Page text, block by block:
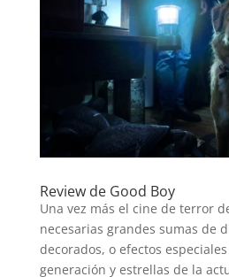
Review de Good Boy
Una vez más el cine de terror
necesarias grandes sumas de
decorados, o efectos
generación y estrellas de la